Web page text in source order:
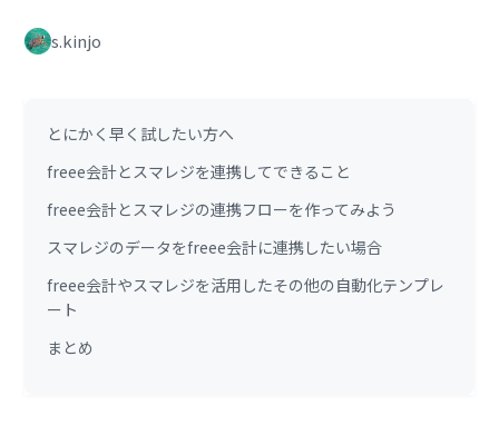
s.kinjo
とにかく早く試したい方へ
freee会計とスマレジを連携してできること
freee会計とスマレジの連携フローを作ってみよう
スマレジのデータをfreee会計に連携したい場合
freee会計やスマレジを活用したその他の自動化テンプレ
ート
まとめ